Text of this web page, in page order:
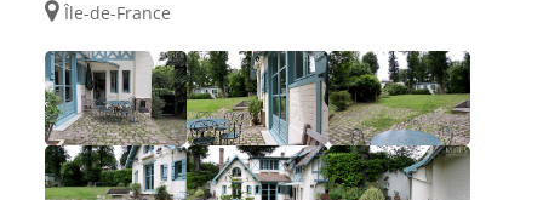
Île-de-France